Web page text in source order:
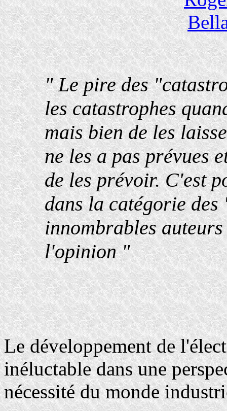
" Le pire des
les catastrophes
mais bien de les
ne les a pas prévues
de les prévoir. C'est
dans la catégorie
innombrables
l'opinion "
Le développement de
inéluctable dans une
nécessité du monde